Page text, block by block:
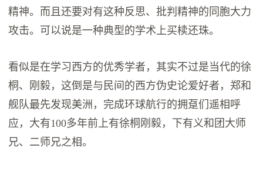
精神。而且还要对有这种反思、批判精神的同胞大力
攻击。可以说是一种典型的学术上买椟还珠。
看似是在学习西方的优秀学者，其实不过是当代的徐
桐、刚毅，这倒是与民间的西方伪史论爱好者，郑和
舰队最先发现美洲，完成环球航行的拥趸们遥相呼
应，大有100多年前上有徐桐刚毅，下有义和团大师
兄、二师兄之相。